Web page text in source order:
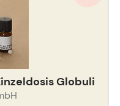
Globuli